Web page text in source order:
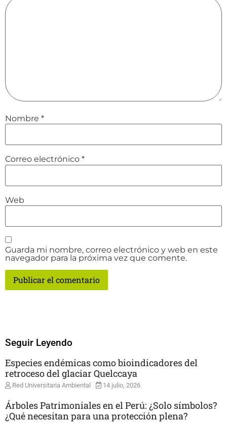
Nombre *
Correo electrónico *
Web
Guarda mi nombre, correo electrónico y web en este
navegador para la próxima vez que comente.
Seguir Leyendo
Especies endémicas como bioindicadores del
retroceso del glaciar Quelccaya
Red Universitaria Ambiental 14 julio, 2026
Árboles Patrimoniales en el Perú: ¿Solo símbolos?
¿Qué necesitan para una protección plena?